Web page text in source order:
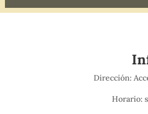
Dirección:
Horario: